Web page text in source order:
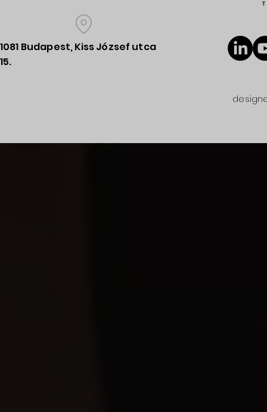
1081 Budapest, Kiss József utca
15.